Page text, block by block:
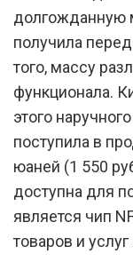
Xiaomi
оплаты
долгожданную
получила
того, массу
функционала.
этого
поступила в
юаней (1 550
доступна для
является чип
товаров и